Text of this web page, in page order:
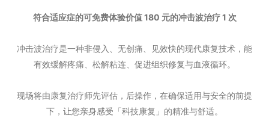
符合适应症的可免费体验价值 180 元的冲击波治疗 1 次
冲击波治疗是一种非侵入、无创痛、见效快的现代康复技术，能
有效缓解疼痛、松解粘连、促进组织修复与血液循环。
现场将由康复治疗师先评估，后操作，在确保适用与安全的前提
下，让您亲身感受「科技康复」的精准与舒适。